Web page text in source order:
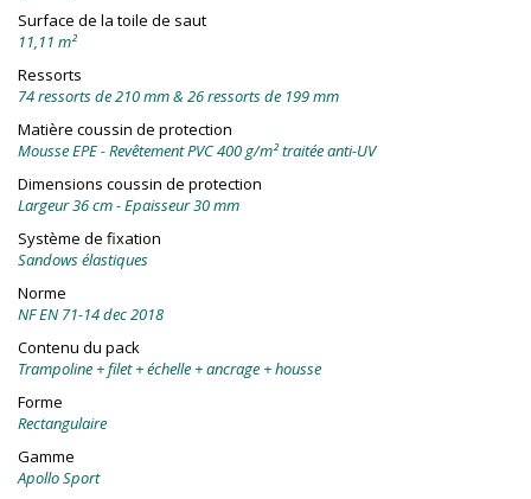
Surface de la toile de saut
11,11 m²
Ressorts
74 ressorts de 210 mm & 26 ressorts de 199 mm
Matière coussin de protection
Mousse EPE - Revêtement PVC 400 g/m² traitée anti-UV
Dimensions coussin de protection
Largeur 36 cm - Epaisseur 30 mm
Système de fixation
Sandows élastiques
Norme
NF EN 71-14 dec 2018
Contenu du pack
Trampoline + filet + échelle + ancrage + housse
Forme
Rectangulaire
Gamme
Apollo Sport